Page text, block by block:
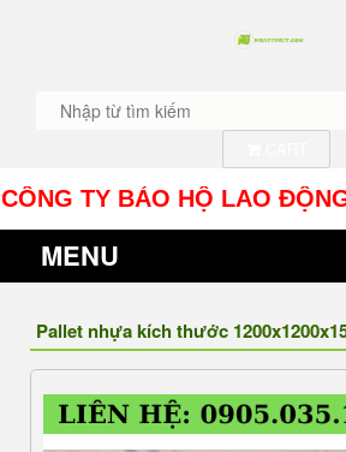
TY BẢO HỘ LAO ĐỘNG
MENU
Pallet nhựa kích thước